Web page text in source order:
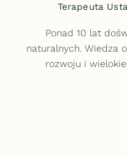
Terapeuta
Ponad 10 lat
naturalnych. Wiedza
rozwoju i